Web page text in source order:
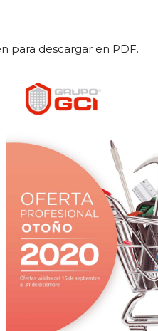
para descargar en PDF.